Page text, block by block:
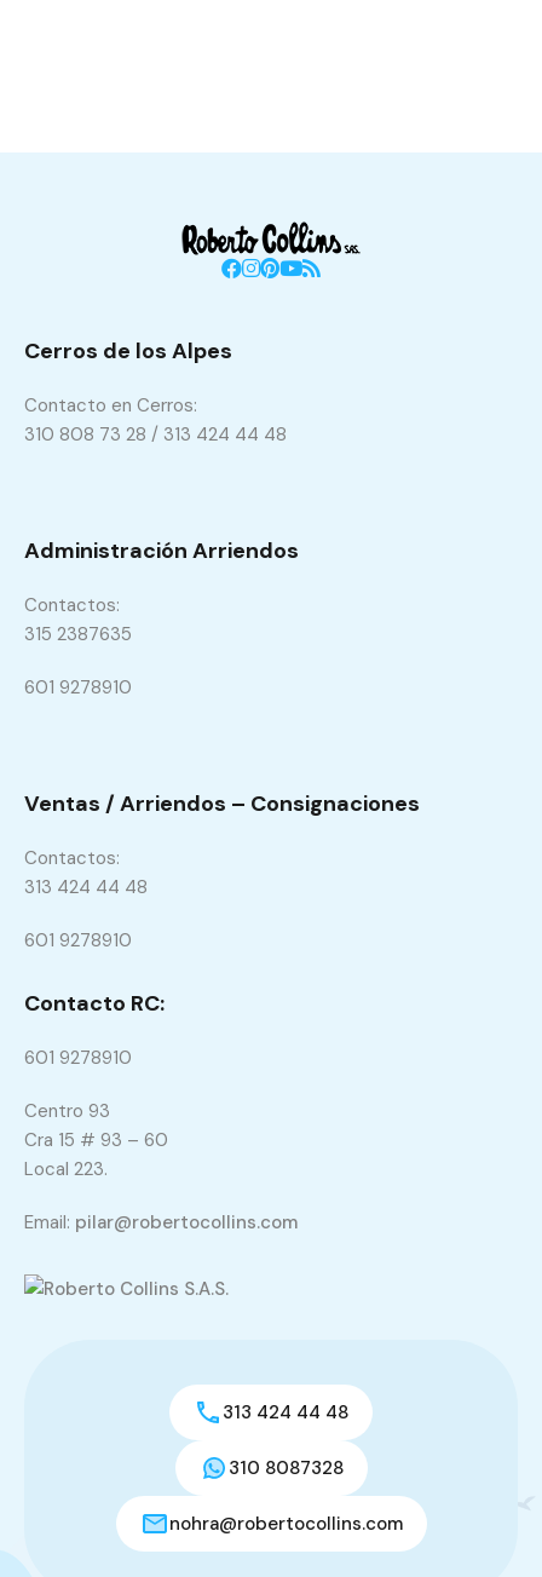
Cerros de los Alpes
Contacto en Cerros:
310 808 73 28 / 313 424 44 48
Administración Arriendos
Contactos:
315 2387635
601 9278910
Ventas / Arriendos – Consignaciones
Contactos:
313 424 44 48
601 9278910
Contacto RC:
601 9278910
Centro 93
Cra 15 # 93 – 60
Local 223.
Email: pilar@robertocollins.com
313 424 44 48
310 8087328
nohra@robertocollins.com